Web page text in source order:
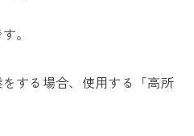
。
する場合、使用する「高所